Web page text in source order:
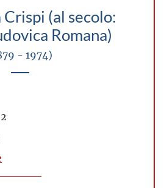
(al secolo:
Romana)
- 1974)